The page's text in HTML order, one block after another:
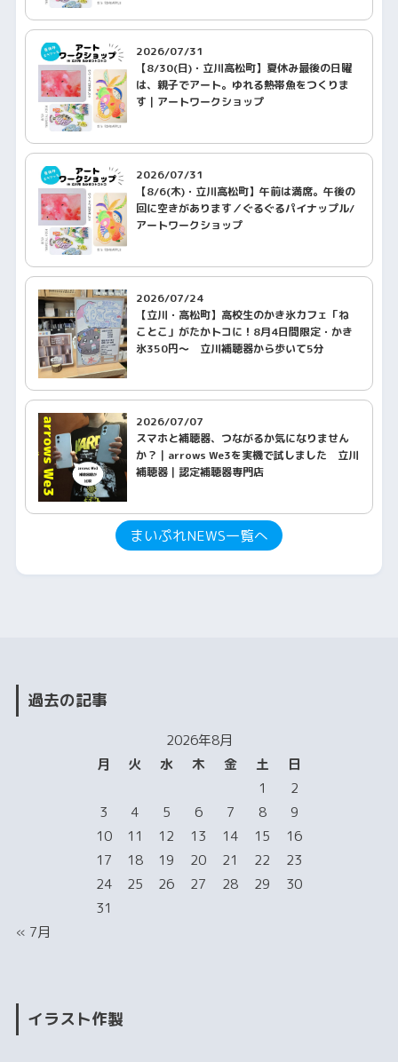
2026/07/31
【8/30(日)・立川高松町】夏休み最後の日曜
は、親子でアート。ゆれる熱帯魚をつくりま
す｜アートワークショップ
2026/07/31
【8/6(木)・立川高松町】午前は満席。午後の
回に空きがあります／ぐるぐるパイナップル/
アートワークショップ
2026/07/24
【立川・高松町】高校生のかき氷カフェ「ね
ことこ」がたかトコに！8月4日間限定・かき
氷350円〜 立川補聴器から歩いて5分
2026/07/07
スマホと補聴器、つながるか気になりません
か？｜arrows We3を実機で試しました 立川
補聴器｜認定補聴器専門店
まいぷれNEWS一覧へ
過去の記事
2026年8月
月
火 水 木 金 土
日
1
2
3
4 5 6 7 8
9
10
11 12 13 14 15
16
17
18 19 20 21 22
23
24
25 26 27 28 29
30
31
« 7月
イラスト作製